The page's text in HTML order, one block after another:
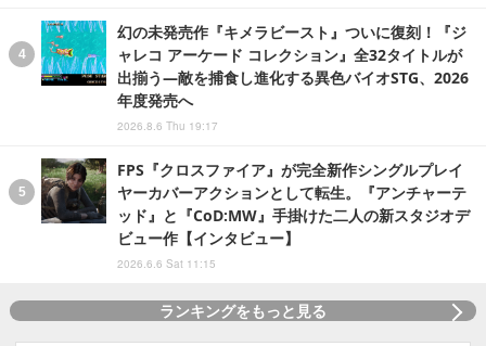
幻の未発売作『キメラビースト』ついに復刻！『ジ
ャレコ アーケード コレクション』全32タイトルが
出揃う―敵を捕食し進化する異色バイオSTG、2026
年度発売へ
2026.8.6 Thu 19:17
FPS『クロスファイア』が完全新作シングルプレイ
ヤーカバーアクションとして転生。『アンチャーテ
ッド』と『CoD:MW』手掛けた二人の新スタジオデ
ビュー作【インタビュー】
2026.6.6 Sat 11:15
ランキングをもっと見る